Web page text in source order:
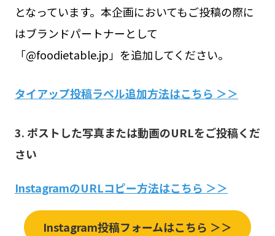
となっています。本企画においてもご投稿の際に
はブランドパートナーとして
「@foodietable.jp」を追加してください。
タイアップ投稿ラベル追加方法はこちら ＞＞
3. ポストした写真または動画のURLをご投稿くだ
さい
InstagramのURLコピー方法はこちら ＞＞
Instagram投稿フォームはこちら ＞＞